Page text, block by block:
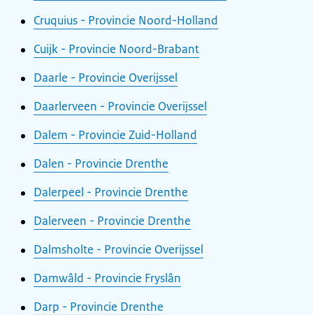
Cruquius - Provincie Noord-Holland
Cuijk - Provincie Noord-Brabant
Daarle - Provincie Overijssel
Daarlerveen - Provincie Overijssel
Dalem - Provincie Zuid-Holland
Dalen - Provincie Drenthe
Dalerpeel - Provincie Drenthe
Dalerveen - Provincie Drenthe
Dalmsholte - Provincie Overijssel
Damwâld - Provincie Fryslân
Darp - Provincie Drenthe